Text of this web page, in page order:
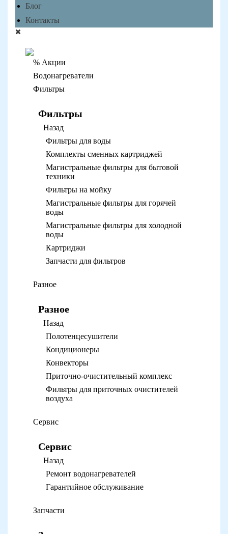
Блог
Контакты
% Акции
Водонагреватели
Фильтры
Фильтры
Назад
Фильтры для воды
Комплекты сменных картриджей
Магистральные фильтры для бытовой
техники
Фильтры на мойку
Магистральные фильтры для горячей
воды
Магистральные фильтры для холодной
воды
Картриджи
Запчасти для фильтров
Разное
Разное
Назад
Полотенцесушители
Кондиционеры
Конвекторы
Приточно-очистительный комплекс
Фильтры для приточных очистителей
воздуха
Сервис
Сервис
Назад
Ремонт водонагревателей
Гарантийное обслуживание
Запчасти